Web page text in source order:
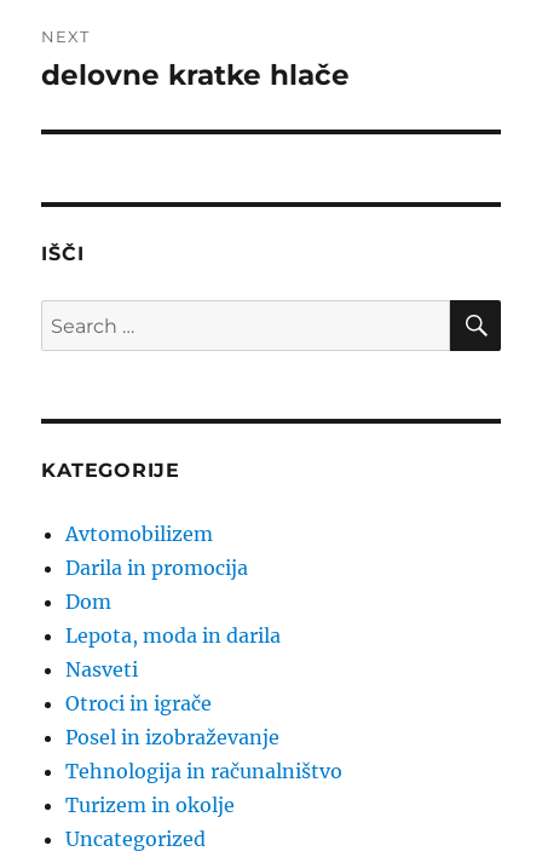
NEXT
Next
delovne kratke hlače
IŠČI
Search
for:
KATEGORIJE
Avtomobilizem
Darila in promocija
Dom
Lepota, moda in darila
Nasveti
Otroci in igrače
Posel in izobraževanje
Tehnologija in računalništvo
Turizem in okolje
Uncategorized